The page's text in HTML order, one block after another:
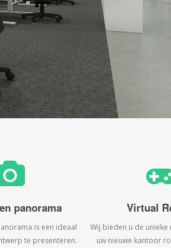
panorama
is een ideaal
te presenteren.
Virtual
Wij bieden u de
uw nieuwe kantoor